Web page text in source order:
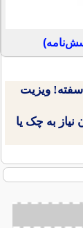
سفته! ویزیت
نیاز به چک یا